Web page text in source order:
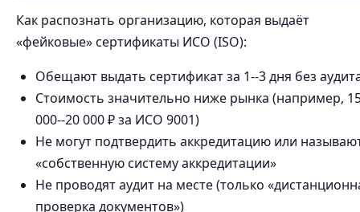
Как распознать организацию, которая выдаёт
«фейковые» сертификаты ИСО (ISO):
Обещают выдать сертификат за 1--3 дня без
Стоимость значительно ниже рынка (например,
000--20 000 ₽ за ИСО 9001)
Не могут подтвердить аккредитацию или
«собственную систему аккредитации»
Не проводят аудит на месте (только
проверка документов»)